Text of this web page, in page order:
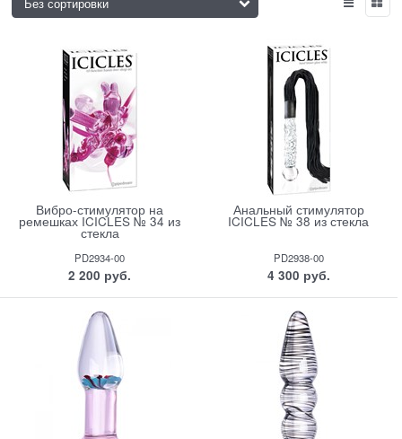
Вибро-стимулятор на
ремешках ICICLES № 34 из
стекла
PD2934-00
2 200 руб.
Анальный стимулятор
ICICLES № 38 из стекла
PD2938-00
4 300 руб.